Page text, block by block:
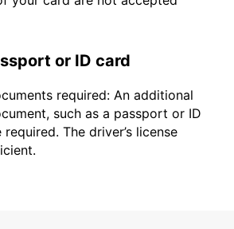
or ID card
required: An additional
such as a passport or ID
The driver’s license